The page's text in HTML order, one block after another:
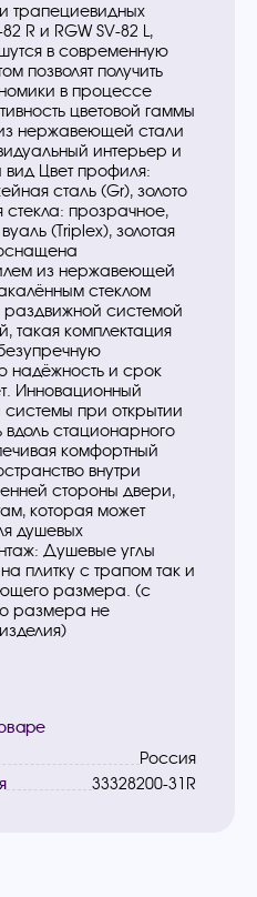
трапециевидных
R и RGW SV-82 L,
в современную
позволят получить
в процессе
цветовой гаммы
нержавеющей стали
интерьер и
Цвет профиля:
сталь (Gr), золото
прозрачное,
(Triplex), золотая
из нержавеющей
стеклом
раздвижной системой
такая комплектация
надёжность и срок
Инновационный
при открытии
стационарного
комфортный
внутри
стороны двери,
которая может
душевых
Душевые углы
плитку с трапом так и
размера. (с
размера не
Россия
33328200-31R